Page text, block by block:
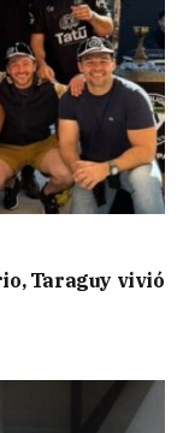
Taraguy vivió